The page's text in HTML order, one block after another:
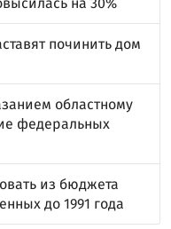
починить дом
областному
федеральных
из бюджета
до 1991 года